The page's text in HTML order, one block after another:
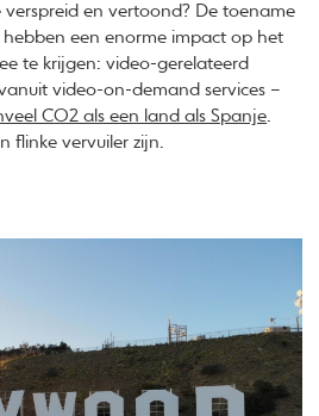
en vertoond? De toename
een enorme impact op het
te krijgen: video-gerelateerd
video-on-demand services –
CO2 als een land als Spanje
flinke vervuiler zijn.